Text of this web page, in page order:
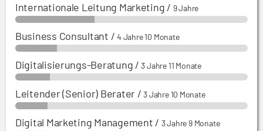
Internationale Leitung Marketing / 9 Jahre
Business Consultant /4 Jahre 10 Monate
Digitalisierungs-Beratung /3 Jahre 11 Monate
Leitender (Senior) Berater/3 Jahre 10 Monate
Digital Marketing Management / 3 Jahre 9 Monate